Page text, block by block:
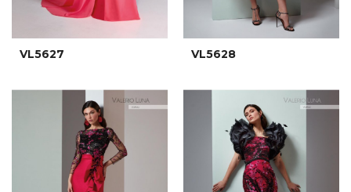
VL5627 VL5628